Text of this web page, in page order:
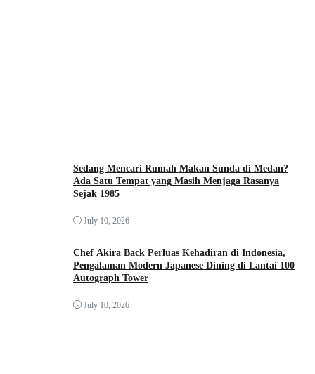
Sedang Mencari Rumah Makan Sunda di Medan?
Ada Satu Tempat yang Masih Menjaga Rasanya
Sejak 1985
July 10, 2026
Chef Akira Back Perluas Kehadiran di Indonesia,
Pengalaman Modern Japanese Dining di Lantai 100
Autograph Tower
July 10, 2026